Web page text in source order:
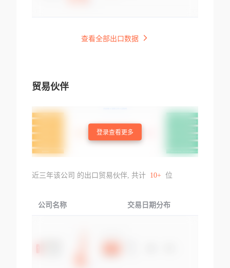
查看全部出口数据
贸易伙伴
登录查看更多
近三年该公司 的出口贸易伙伴, 共计 10+ 位
公司名称 交易日期分布